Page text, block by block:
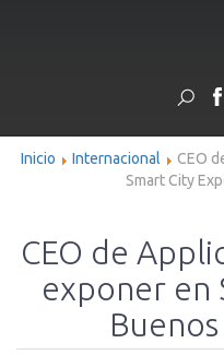
Inicio Internacional
CEO
Smart City
CEO de
exponer en